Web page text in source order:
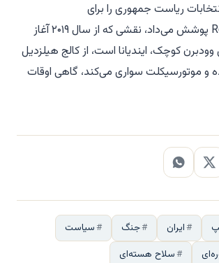
ریاست جمهوری را برای
RealClearPolitics پوشش می‌داد، نقشی که از سال ۲۰۱۹ آغاز
کوچک، ایندیانا است، از کالج هیلزدیل
و موتورسیکلت سواری می‌کند، گاهی اوقات
ایران جنگ
سیاست
سلاح هسته‌ای